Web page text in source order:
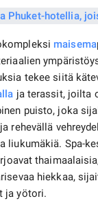
maisema
tekee siitä
ja terassit, joilta
puisto, joka
rehevällä
liukumäkiä. Spa-
hiekkaa,
ja yötori.